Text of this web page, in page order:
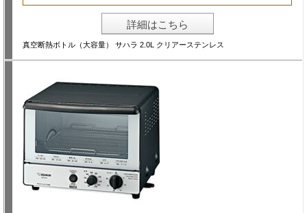
詳細はこちら
真空断熱ボトル（大容量） サハラ 2.0L クリアーステンレス